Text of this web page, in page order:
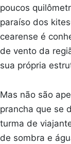
poucos
paraíso dos
cearense é
de vento da
sua própria
Mas não são
prancha que se
turma de
de sombra e